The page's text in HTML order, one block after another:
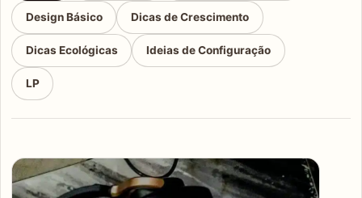
Design Básico Dicas de Crescimento
Dicas Ecológicas Ideias de Configuração
LP
Articles